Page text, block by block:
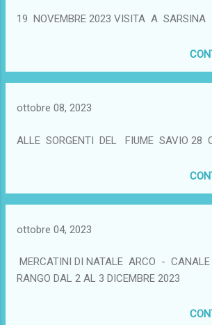
19 NOVEMBRE 2023 VISITA A SARSINA
ottobre 08, 2023
ALLE SORGENTI DEL FIUME SAVIO 28
ottobre 04, 2023
MERCATINI DI NATALE ARCO -
RANGO DAL 2 AL 3 DICEMBRE 2023